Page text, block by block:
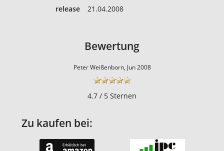
release
21.04.2008
Bewertung
Peter Weißenborn, Jun 2008
4.7 / 5 Sternen
Zu kaufen bei: